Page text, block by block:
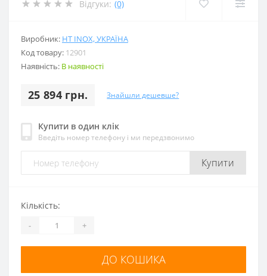
Відгуки: (0)
Виробник: HT INOX, УКРАЇНА
Код товару: 12901
Наявність: В наявності
25 894 грн. Знайшли дешевше?
Купити в один клік
Введіть номер телефону і ми передзвонимо
Купити
Кількість:
- +
ДО КОШИКА